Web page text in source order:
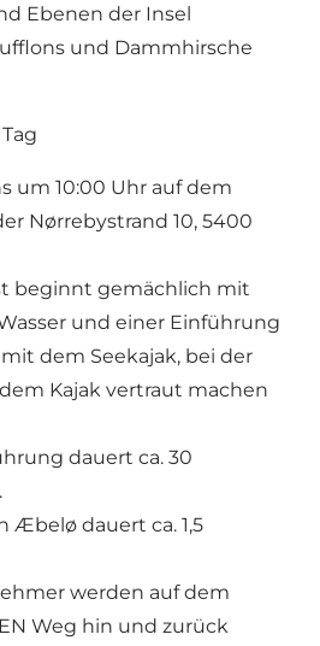
Ebenen der Insel
und Dammhirsche
um 10:00 Uhr auf dem
Nørrebystrand 10, 5400
beginnt gemächlich mit
und einer Einführung
dem Seekajak, bei der
Kajak vertraut machen
dauert ca. 30
Æbelø dauert ca. 1,5
werden auf dem
Weg hin und zurück